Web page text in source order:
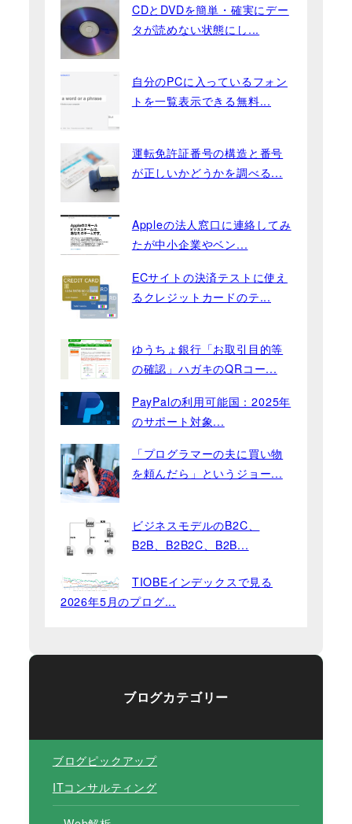
CDとDVDを簡単・確実にデー
タが読めない状態にし...
自分のPCに入っているフォン
トを一覧表示できる無料...
運転免許証番号の構造と番号
が正しいかどうかを調べる...
Appleの法人窓口に連絡してみ
たが中小企業やベン...
ECサイトの決済テストに使え
るクレジットカードのテ...
ゆうちょ銀行「お取引目的等
の確認」ハガキのQRコー...
PayPalの利用可能国：2025年
のサポート対象...
「プログラマーの夫に買い物
を頼んだら」というジョー...
ビジネスモデルのB2C、
B2B、B2B2C、B2B...
TIOBEインデックスで見る
2026年5月のプログ...
ブログカテゴリー
ブログピックアップ
ITコンサルティング